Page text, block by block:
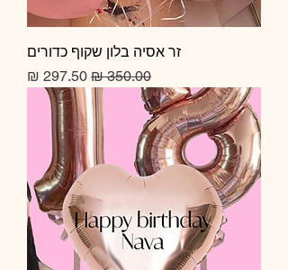
זר אסיה בלון שקוף כדורים
מחיר רגיל מחיר מבצע